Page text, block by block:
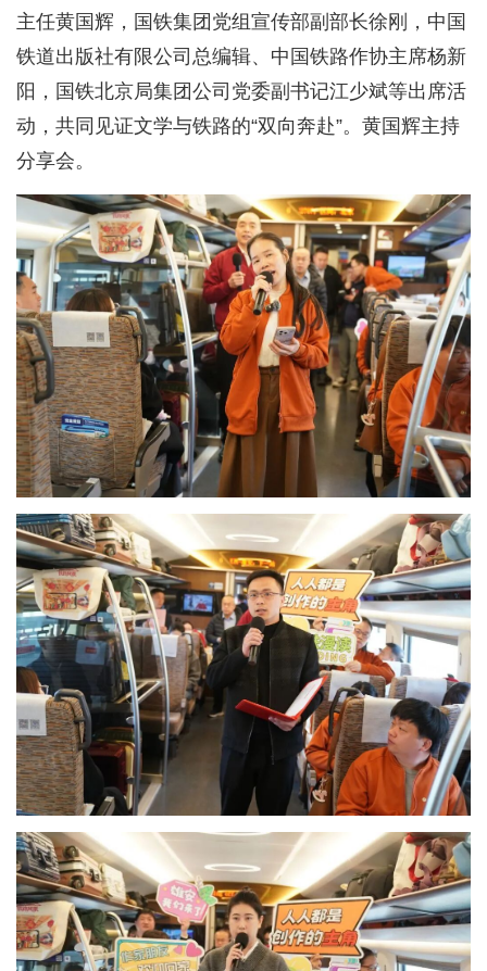
主任黄国辉，国铁集团党组宣传部副部长徐刚，中国
铁道出版社有限公司总编辑、中国铁路作协主席杨新
阳，国铁北京局集团公司党委副书记江少斌等出席活
动，共同见证文学与铁路的“双向奔赴”。黄国辉主持
分享会。